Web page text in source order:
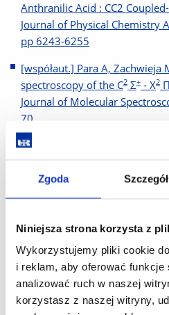
Zgoda
Niniejsza strona korzysta z
Wykorzystujemy pliki cookie
i reklam, aby oferować funkcje
analizować ruch w naszej
korzystasz z naszej witryny,
Anthranilic Acid : CC2
Journal of Physical Chemistry
pp 6243-6255
[współaut.] Para A, Zachwieja
spectroscopy of the C2 Σ+ - X2
Journal of Molecular
70
[współaut.] Hakalla R, Kolek
Quantitative Spectroscopy
vol. 187, s. 167-177
[współaut.] Moore K, Lang I
investigations. - Journal of
Radiative Transfer, 2017, vol.
[współaut.] Hakalla R, Niu M,